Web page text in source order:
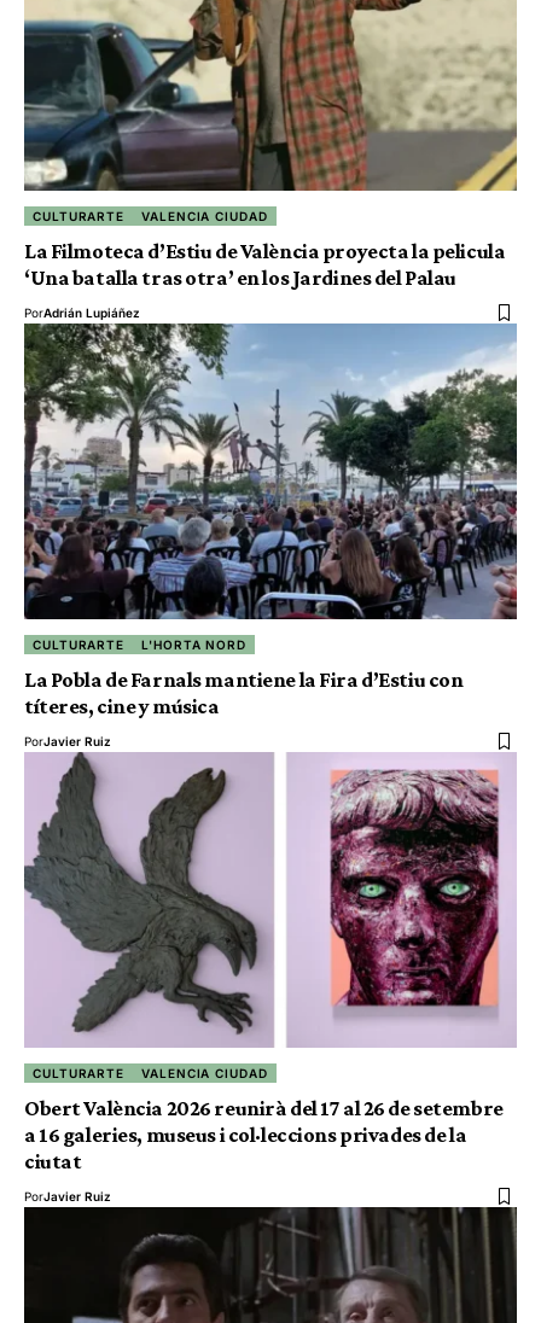
CULTURARTE VALENCIA CIUDAD
La Filmoteca d’Estiu de València proyecta la pelicula
‘Una batalla tras otra’ en los Jardines del Palau
PorAdrián Lupiáñez
CULTURARTE L'HORTA NORD
La Pobla de Farnals mantiene la Fira d’Estiu con
títeres, cine y música
PorJavier Ruiz
CULTURARTE VALENCIA CIUDAD
Obert València 2026 reunirà del 17 al 26 de setembre
a 16 galeries, museus i col·leccions privades de la
ciutat
PorJavier Ruiz